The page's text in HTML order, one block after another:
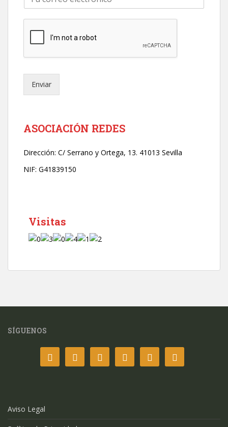
e
e
t
n
o
*
Enviar
ASOCIACIÓN REDES
Dirección: C/ Serrano y Ortega, 13. 41013 Sevilla
NIF: G41839150
Visitas
SÍGUENOS
Aviso Legal